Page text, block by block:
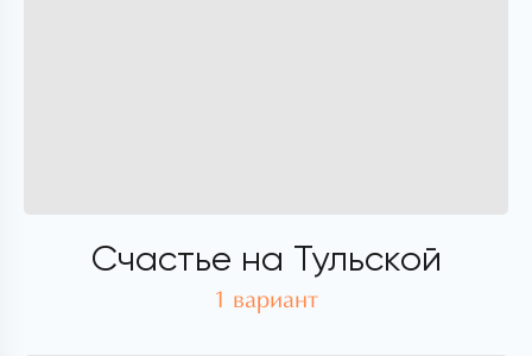
Счастье на Тульской
1 вариант